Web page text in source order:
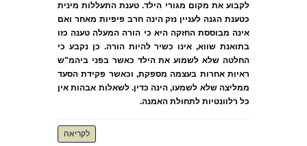
לקבוע את מקום מגורי הילד. טענת התעללות מינית
כטענת הגנה לעניין נזק הינה חרב פיפיות מאחר ואם
אינה מבוססת החזקה היא כי הורה המעלה טענה כזו
בתואנת שווא, אינו כשיר להיות הורה. כן נקבע כי
החלטה שלא לשמוע את הילד כאשר בפני ביהמ"ש
ראיות אחרות בעצמה מספקת, וכאשר פקידת הסעד
ממליצה שלא לשמעו, הינה כדין. לשאלות אבהות אין
כל רלוונטיות לתחולת האמנה.
לקריאה